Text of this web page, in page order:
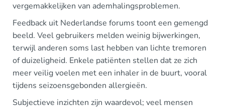
vergemakkelijken van ademhalingsproblemen.
Feedback uit Nederlandse forums toont een gemengd
beeld. Veel gebruikers melden weinig bijwerkingen,
terwijl anderen soms last hebben van lichte tremoren
of duizeligheid. Enkele patiënten stellen dat ze zich
meer veilig voelen met een inhaler in de buurt, vooral
tijdens seizoensgebonden allergieën.
Subjectieve inzichten zijn waardevol; veel mensen